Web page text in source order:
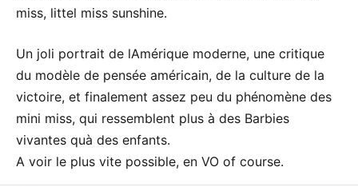
miss, littel miss sunshine.
Un joli portrait de lAmérique moderne, une critique
du modèle de pensée américain, de la culture de la
victoire, et finalement assez peu du phénomène des
mini miss, qui ressemblent plus à des Barbies
vivantes quà des enfants.
A voir le plus vite possible, en VO of course.